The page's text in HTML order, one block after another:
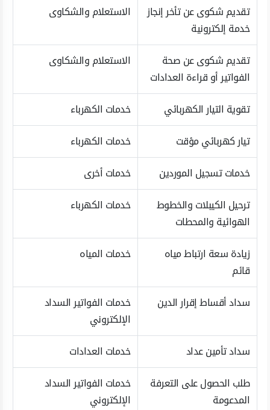
تقديم شكوى عن تأخر إنجاز
خدمة إلكترونية
الاستعلام والشكاوى
تقديم شكوى عن صحة
الفواتير أو قراءة العدادات
الاستعلام والشكاوى
تقوية التيار الكهربائي
خدمات الكهرباء
تيار كهربائي مؤقت
خدمات الكهرباء
خدمات تسجيل الموردين
خدمات أخرى
ترحيل الكيبلات والخطوط
الهوائية والمحطات
خدمات الكهرباء
زيادة سعة ارتباط مياه
قائم
خدمات المياه
سداد أقساط إقرار الدين
خدمات الفواتير السداد
الإلكتروني
سداد تأمين عداد
خدمات العدادات
طلب الحصول على التعرفة
المدعومة
خدمات الفواتير السداد
الإلكتروني